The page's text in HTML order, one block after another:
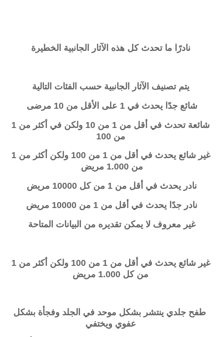
نادرًا ما تحدث كل هذه الآثار الجانبية الخطيرة
يتم تصنيف الآثار الجانبية حسب الفئات التالية
شائع جدًا يحدث في 1 على الأقل من 10 مرضى
شائعة تحدث في أقل من 1 من 10 ولكن في أكثر من 1
من 100
غير شائع يحدث في أقل من 1 من 100 ولكن أكثر من 1
من 1.000 مريض
نادر يحدث في أقل من 1 من كل 10000 مريض
نادر جدًا يحدث في أقل من 1 من 10000 مريض
غير معروف لا يمكن تقديره من البيانات المتاحة
غير شائع يحدث في أقل من 1 من 100 ولكن أكثر من 1
من كل 1.000 مريض
طفح جلدي ينتشر بشكل موحد في الجلد وفجأة بشكل
عفوي ويختفي